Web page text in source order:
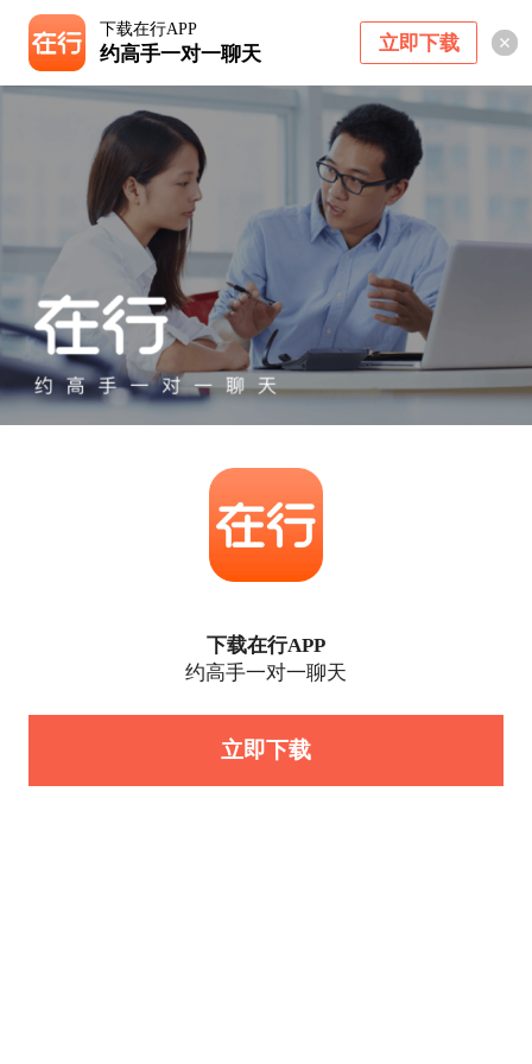
下载在行APP
约高手一对一聊天 立即下载
下载在行APP
约高手一对一聊天
立即下载